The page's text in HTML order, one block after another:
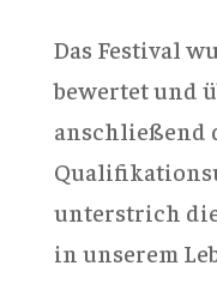
Das Festival
bewertet und
anschließend
unterstrich
in unserem